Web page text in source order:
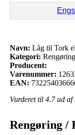
Navn: Låg til Tork
Kategori:
Producent:
Varenummer:
EAN:
Vurderet til 4.7ud af
Rengøring /